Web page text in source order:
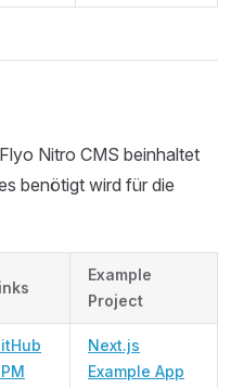
Nitro CMS beinhaltet
benötigt wird für die
Example
Project
Next.js
Example App